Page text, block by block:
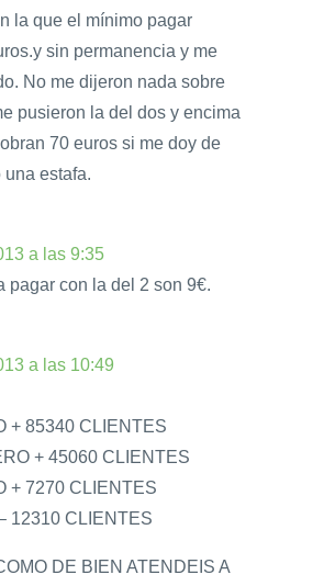
la que el mínimo pagar
sin permanencia y me
No me dijeron nada sobre
pusieron la del dos y encima
70 euros si me doy de
una estafa.
a las 9:35
pagar con la del 2 son 9€.
a las 10:49
+ 85340 CLIENTES
+ 45060 CLIENTES
+ 7270 CLIENTES
12310 CLIENTES
DE BIEN ATENDEIS A